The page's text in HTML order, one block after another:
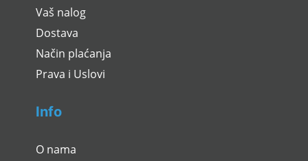
Vaš nalog
Dostava
Način plaćanja
Prava i Uslovi
Info
O nama